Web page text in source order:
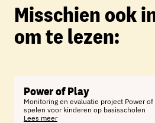
Misschien ook
om te lezen:
Power of Play
Monitoring en evaluatie project Power of
spelen voor kinderen op basisscholen
Lees meer